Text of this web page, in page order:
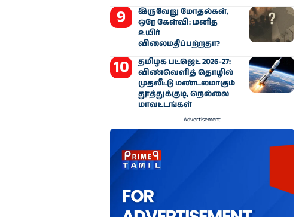
இருவேறு மோதல்கள்,
ஒரே கேள்வி: மனித
உயிர்
விலைமதிப்பற்றதா?
தமிழக பட்ஜெட் 2026-27:
விண்வெளித் தொழில்
முதலீட்டு மண்டலமாகும்
தூத்துக்குடி, நெல்லை
மாவட்டங்கள்
- Advertisement -